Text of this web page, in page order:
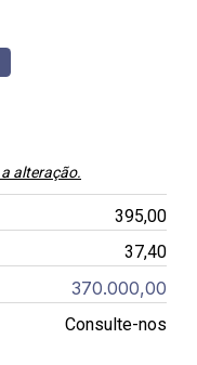
alteração.
395,00
37,40
370.000,00
Consulte-nos